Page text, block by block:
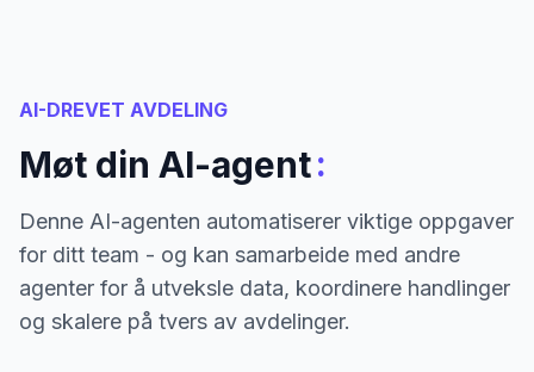
AI-DREVET AVDELING
Møt din AI-agent:
Denne AI-agenten automatiserer viktige oppgaver
for ditt team - og kan samarbeide med andre
agenter for å utveksle data, koordinere handlinger
og skalere på tvers av avdelinger.